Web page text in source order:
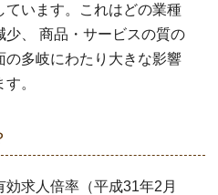
ています。これはどの業種
少、 商品・サービスの質の
の多岐にわたり大きな影響
。
求人倍率（平成31年2月